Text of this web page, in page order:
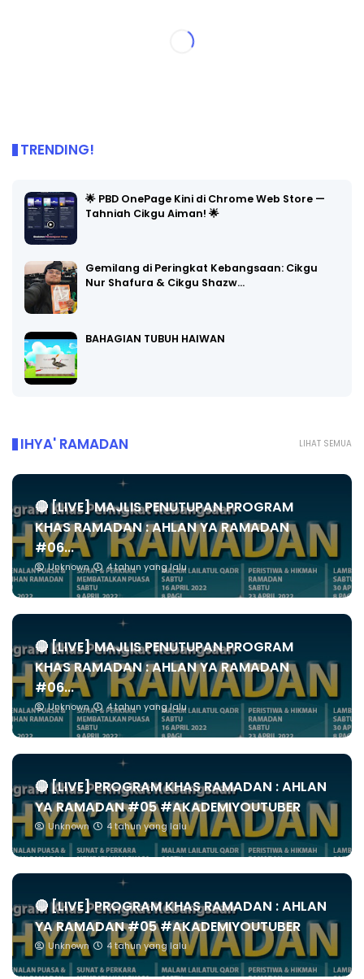
TRENDING!
🌟 PBD OnePage Kini di Chrome Web Store —
Tahniah Cikgu Aiman! 🌟
Gemilang di Peringkat Kebangsaan: Cikgu
Nur Shafura & Cikgu Shazw…
BAHAGIAN TUBUH HAIWAN
LIHAT SEMUA
IHYA' RAMADAN
🔴 [LIVE] MAJLIS PENUTUPAN PROGRAM
KHAS RAMADAN : AHLAN YA RAMADAN
#06...
Unknown 4 tahun yang lalu
🔴 [LIVE] MAJLIS PENUTUPAN PROGRAM
KHAS RAMADAN : AHLAN YA RAMADAN
#06...
Unknown 4 tahun yang lalu
🔴 [LIVE] PROGRAM KHAS RAMADAN : AHLAN
YA RAMADAN #05 #AKADEMIYOUTUBER
Unknown 4 tahun yang lalu
🔴 [LIVE] PROGRAM KHAS RAMADAN : AHLAN
YA RAMADAN #05 #AKADEMIYOUTUBER
Unknown 4 tahun yang lalu